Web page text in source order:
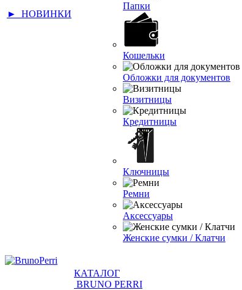
► НОВИНКИ
Папки
Кошельки
Обложки для документов
Визитницы
Кредитницы
Ключницы
Ремни
Аксессуары
Женские сумки / Клатчи
КАТАЛОГ
BRUNO PERRI